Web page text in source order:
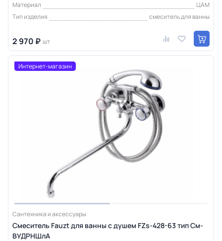
Материал
ЦАМ
Тип изделия
смеситель для ванны
2 970 ₽ шт
Интернет-магазин
Сантехника и аксессуары
Смеситель Fauzt для ванны с душем FZs-428-63 тип См-
ВУДРНШлА